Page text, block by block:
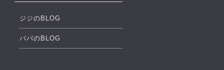
ジジのBLOG
ババのBLOG